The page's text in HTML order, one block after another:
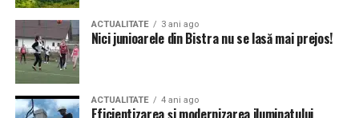
ACTUALITATE 3 ani ago
Nici junioarele din Bistra nu se lasă mai prejos!
ACTUALITATE 4 ani ago
Eficientizarea și modernizarea iluminatului